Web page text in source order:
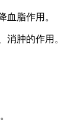
血脂作用。
消肿的作用。